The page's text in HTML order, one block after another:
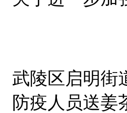
武陵区启明街
防疫人员送姜